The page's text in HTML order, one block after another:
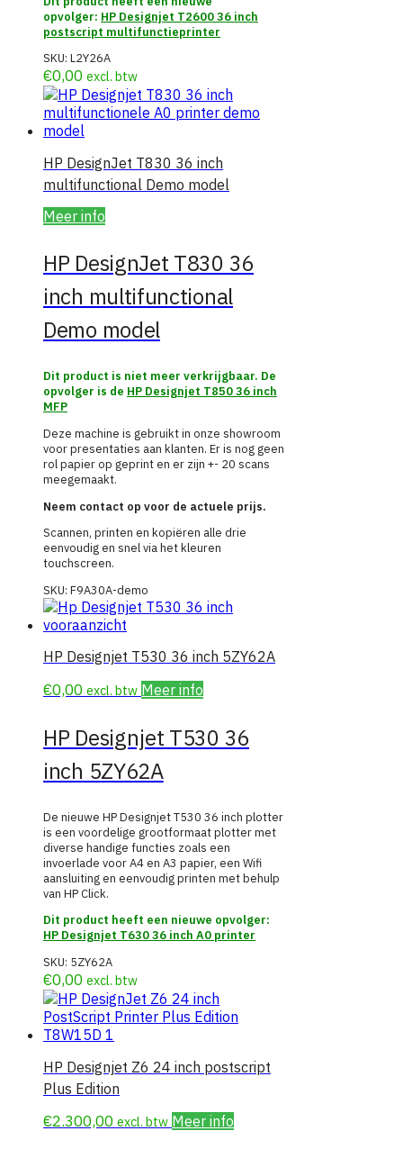
opvolger: HP Designjet T2600 36 inch
postscript multifunctieprinter
SKU: L2Y26A
€0,00 excl. btw
HP DesignJet T830 36 inch
multifunctional Demo model
Meer info
HP DesignJet T830 36
inch multifunctional
Demo model
Dit product is niet meer verkrijgbaar. De
opvolger is de HP Designjet T850 36 inch
MFP
Deze machine is gebruikt in onze showroom
voor presentaties aan klanten. Er is nog geen
rol papier op geprint en er zijn +- 20 scans
meegemaakt.
Neem contact op voor de actuele prijs.
Scannen, printen en kopiëren alle drie
eenvoudig en snel via het kleuren
touchscreen.
SKU: F9A30A-demo
HP Designjet T530 36 inch 5ZY62A
€0,00 excl. btw Meer info
HP Designjet T530 36
inch 5ZY62A
De nieuwe HP Designjet T530 36 inch plotter
is een voordelige grootformaat plotter met
diverse handige functies zoals een
invoerlade voor A4 en A3 papier, een Wifi
aansluiting en eenvoudig printen met behulp
van HP Click.
Dit product heeft een nieuwe opvolger:
HP Designjet T630 36 inch A0 printer
SKU: 5ZY62A
€0,00 excl. btw
HP Designjet Z6 24 inch postscript
Plus Edition
€2.300,00 excl. btw Meer info